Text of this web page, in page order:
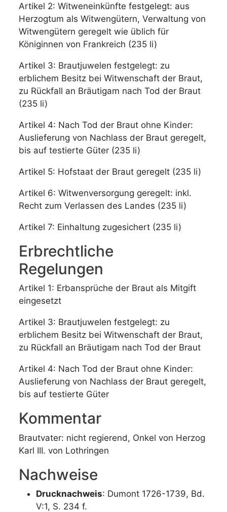
Artikel 2: Witweneinkünfte festgelegt: aus
Herzogtum als Witwengütern, Verwaltung von
Witwengütern geregelt wie üblich für
Königinnen von Frankreich (235 li)
Artikel 3: Brautjuwelen festgelegt: zu
erblichem Besitz bei Witwenschaft der Braut,
zu Rückfall an Bräutigam nach Tod der Braut
(235 li)
Artikel 4: Nach Tod der Braut ohne Kinder:
Auslieferung von Nachlass der Braut geregelt,
bis auf testierte Güter (235 li)
Artikel 5: Hofstaat der Braut geregelt (235 li)
Artikel 6: Witwenversorgung geregelt: inkl.
Recht zum Verlassen des Landes (235 li)
Artikel 7: Einhaltung zugesichert (235 li)
Erbrechtliche
Regelungen
Artikel 1: Erbansprüche der Braut als Mitgift
eingesetzt
Artikel 3: Brautjuwelen festgelegt: zu
erblichem Besitz bei Witwenschaft der Braut,
zu Rückfall an Bräutigam nach Tod der Braut
Artikel 4: Nach Tod der Braut ohne Kinder:
Auslieferung von Nachlass der Braut geregelt,
bis auf testierte Güter
Kommentar
Brautvater: nicht regierend, Onkel von Herzog
Karl III. von Lothringen
Nachweise
Drucknachweis: Dumont 1726-1739, Bd.
V:1, S. 234 f.